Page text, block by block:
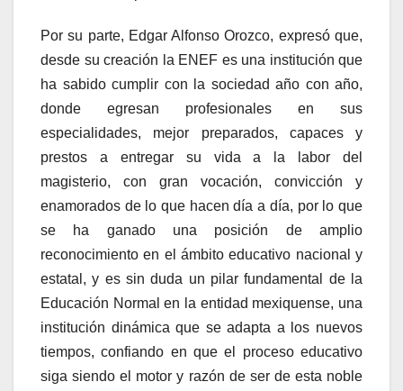
Por su parte, Edgar Alfonso Orozco, expresó que,
desde su creación la ENEF es una institución que
ha sabido cumplir con la sociedad año con año,
donde egresan profesionales en sus
especialidades, mejor preparados, capaces y
prestos a entregar su vida a la labor del
magisterio, con gran vocación, convicción y
enamorados de lo que hacen día a día, por lo que
se ha ganado una posición de amplio
reconocimiento en el ámbito educativo nacional y
estatal, y es sin duda un pilar fundamental de la
Educación Normal en la entidad mexiquense, una
institución dinámica que se adapta a los nuevos
tiempos, confiando en que el proceso educativo
siga siendo el motor y razón de ser de esta noble